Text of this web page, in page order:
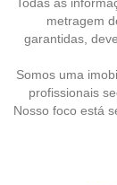
metragem
garantidas,
Somos uma
profissionais
Nosso foco está